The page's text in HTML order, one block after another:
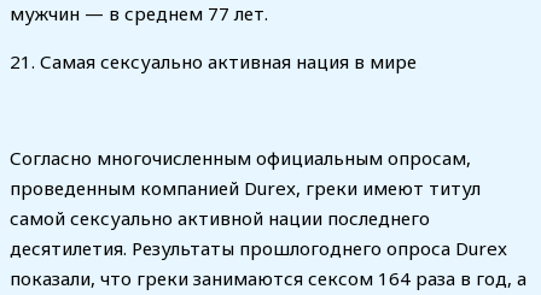
мужчин — в среднем 77 лет.
21. Самая сексуально активная нация в мире
Согласно многочисленным официальным опросам,
проведенным компанией Durex, греки имеют титул
самой сексуально активной нации последнего
десятилетия. Результаты прошлогоднего опроса Durex
показали, что греки занимаются сексом 164 раза в год, а